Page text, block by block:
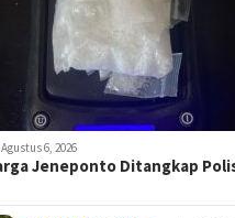
Agustus 6, 2026
Jeneponto Ditangkap